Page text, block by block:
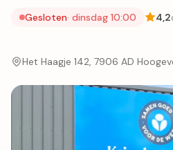
Gesloten· dinsdag 10:00 4,2
Het Haagje 142, 7906 AD